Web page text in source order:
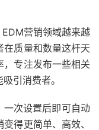
营销领域越来越
在质量和数量这杆天
，专注发布一些相关
引消费者。
一次设置后即可自动
得更简单、高效、